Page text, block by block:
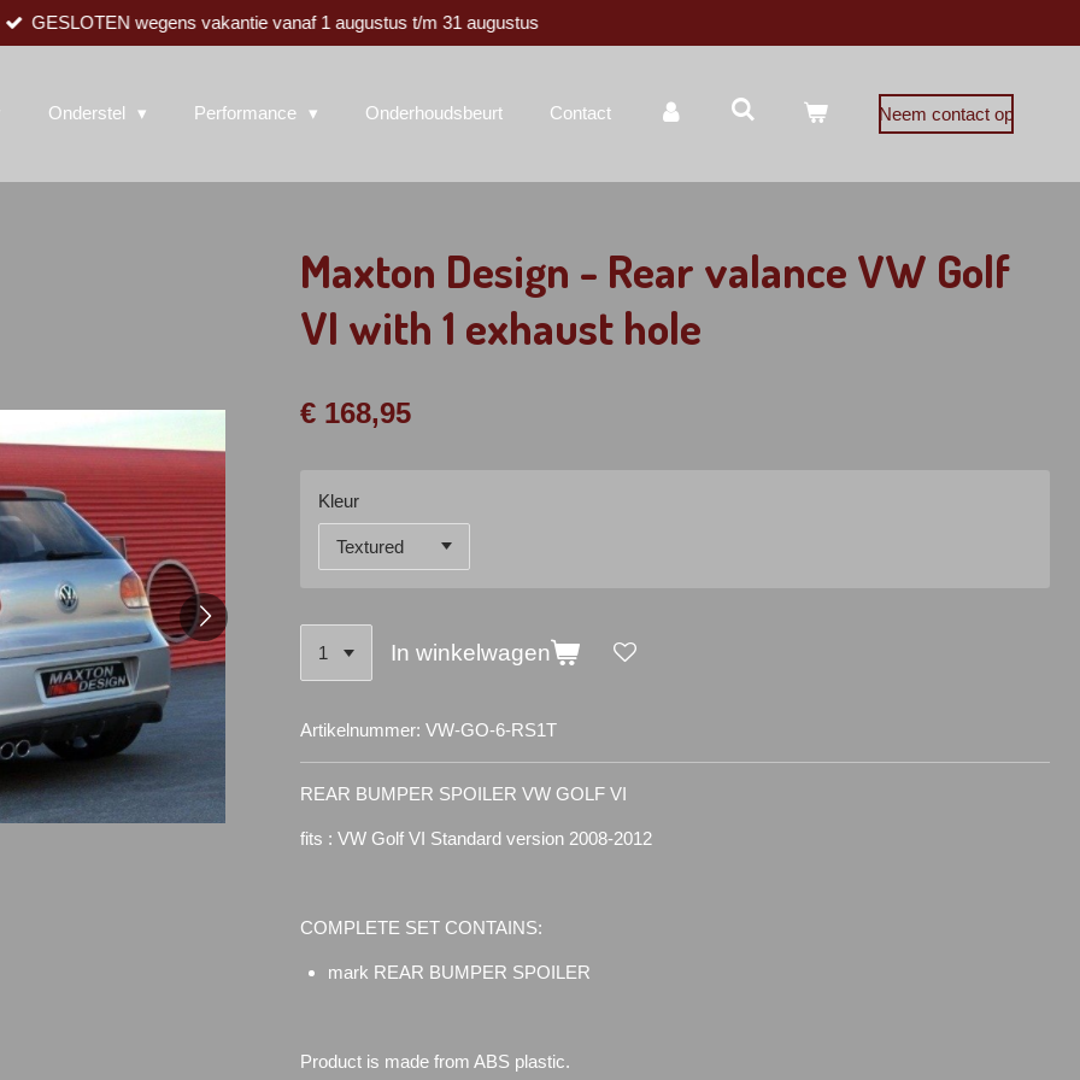
GESLOTEN wegens vakantie vanaf 1 augustus t/m 31 augustus
Onderstel Performance Onderhoudsbeurt Contact Neem contact op
Maxton Design - Rear valance VW Golf
VI with 1 exhaust hole
€ 168,95
Kleur
In winkelwagen
Artikelnummer: VW-GO-6-RS1T
REAR BUMPER SPOILER VW GOLF VI
fits : VW Golf VI Standard version 2008-2012
COMPLETE SET CONTAINS:
mark REAR BUMPER SPOILER
Product is made from ABS plastic.